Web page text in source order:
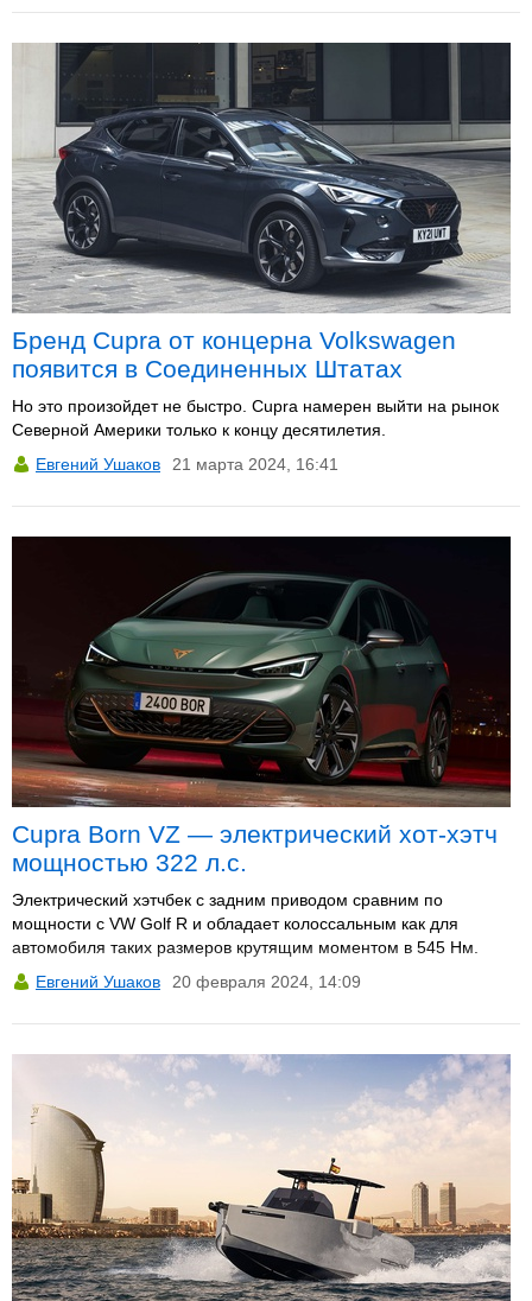
Бренд Cupra от концерна Volkswagen
появится в Соединенных Штатах
Но это произойдет не быстро. Cupra намерен выйти на рынок
Северной Америки только к концу десятилетия.
Евгений Ушаков
21 марта 2024, 16:41
Cupra Born VZ — электрический хот-хэтч
мощностью 322 л.с.
Электрический хэтчбек с задним приводом сравним по
мощности с VW Golf R и обладает колоссальным как для
автомобиля таких размеров крутящим моментом в 545 Нм.
Евгений Ушаков
20 февраля 2024, 14:09